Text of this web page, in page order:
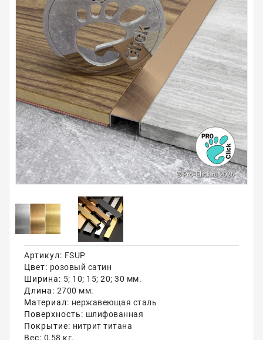
Профили для стекла и SPC
Обводы для труб
Алюминиевые профили
Крепёж и крепления
Садовая мебель
Оплата
Доставка
Самовывоз
Акции
Артикул: FSUP
Цвет: розовый сатин
Ширина: 5; 10; 15; 20; 30 мм.
Длина: 2700 мм.
Материал: нержавеющая сталь
Поверхность: шлифованная
Покрытие: нитрит титана
Вес: 0,58 кг.